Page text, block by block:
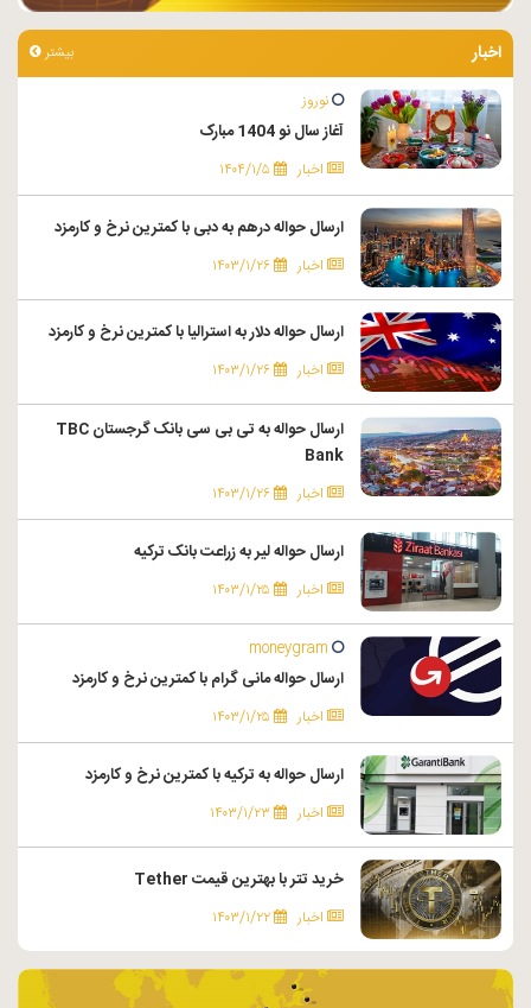
اخبار بیشتر
نوروز
آغاز سال نو 1404 مبارک
اخبار ۱۴۰۴/۱/۵
ارسال حواله درهم به دبی با کمترین نرخ و کارمزد
اخبار ۱۴۰۳/۱/۲۶
ارسال حواله دلار به استرالیا با کمترین نرخ و کارمزد
اخبار ۱۴۰۳/۱/۲۶
ارسال حواله به تی بی سی بانک گرجستان TBC
Bank
اخبار ۱۴۰۳/۱/۲۶
ارسال حواله لیر به زراعت بانک ترکیه
اخبار ۱۴۰۳/۱/۲۵
moneygram
ارسال حواله مانی گرام با کمترین نرخ و کارمزد
اخبار ۱۴۰۳/۱/۲۵
ارسال حواله به ترکیه با کمترین نرخ و کارمزد
اخبار ۱۴۰۳/۱/۲۳
خرید تتر با بهترین قیمت Tether
اخبار ۱۴۰۳/۱/۲۲